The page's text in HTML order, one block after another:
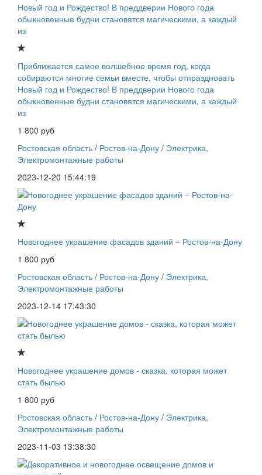
Приближается самое волшебное время год, когда
собираются многие семьи вместе, чтобы отпраздновать
Новый год и Рождество! В преддверии Нового года
обыкновенные будни становятся магическими, а каждый
из
1 800 руб
Ростовская область / Ростов-на-Дону / Электрика,
Электромонтажные работы
2023-12-20 15:44:19
Новогоднее украшение фасадов зданий – Ростов-на-Дону
1 800 руб
Ростовская область / Ростов-на-Дону / Электрика,
Электромонтажные работы
2023-12-14 17:43:30
Новогоднее украшение домов - сказка, которая может
стать былью
1 800 руб
Ростовская область / Ростов-на-Дону / Электрика,
Электромонтажные работы
2023-11-03 13:38:30